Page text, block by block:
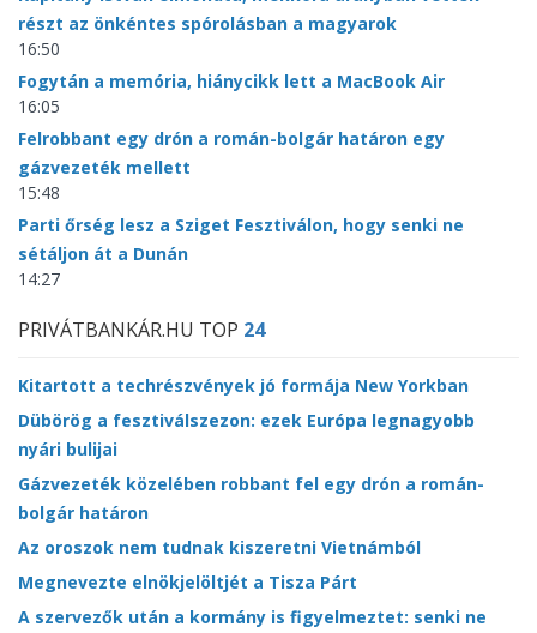
részt az önkéntes spórolásban a magyarok
16:50
Fogytán a memória, hiánycikk lett a MacBook Air
16:05
Felrobbant egy drón a román-bolgár határon egy
gázvezeték mellett
15:48
Parti őrség lesz a Sziget Fesztiválon, hogy senki ne
sétáljon át a Dunán
14:27
PRIVÁTBANKÁR.HU TOP 24
Kitartott a techrészvények jó formája New Yorkban
Dübörög a fesztiválszezon: ezek Európa legnagyobb
nyári bulijai
Gázvezeték közelében robbant fel egy drón a román-
bolgár határon
Az oroszok nem tudnak kiszeretni Vietnámból
Megnevezte elnökjelöltjét a Tisza Párt
A szervezők után a kormány is figyelmeztet: senki ne